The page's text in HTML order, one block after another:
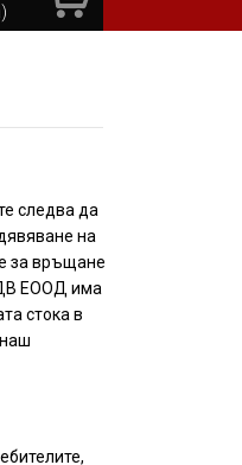
следва да
на
за връщане
ЕООД има
стока в